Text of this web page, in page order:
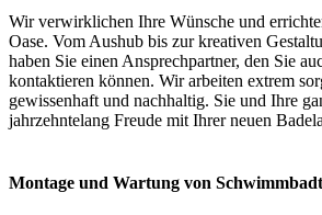
Wir verwirklichen Ihre Wünsche und
Oase. Vom Aushub bis zur kreativen
haben Sie einen Ansprechpartner, den Sie
kontaktieren können. Wir arbeiten extrem
gewissenhaft und nachhaltig. Sie und Ihre
jahrzehntelang Freude mit Ihrer neuen
Montage und Wartung von